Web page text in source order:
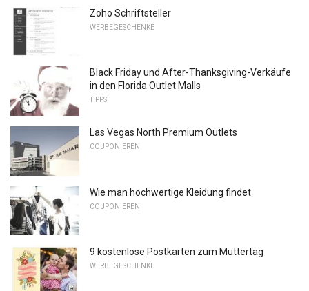
Zoho Schriftsteller
WERBEGESCHENKE
Black Friday und After-Thanksgiving-Verkäufe
in den Florida Outlet Malls
TIPPS
Las Vegas North Premium Outlets
COUPONIEREN
Wie man hochwertige Kleidung findet
COUPONIEREN
9 kostenlose Postkarten zum Muttertag
WERBEGESCHENKE